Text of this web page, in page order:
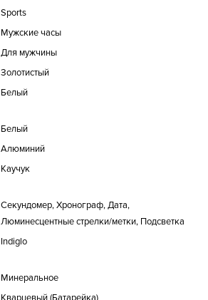
Sports
Мужские часы
Для мужчины
Золотистый
Белый
Белый
Алюминий
Каучук
Секундомер, Хронограф, Дата,
Люминесцентные стрелки/метки, Подсветка
Indiglo
Минеральное